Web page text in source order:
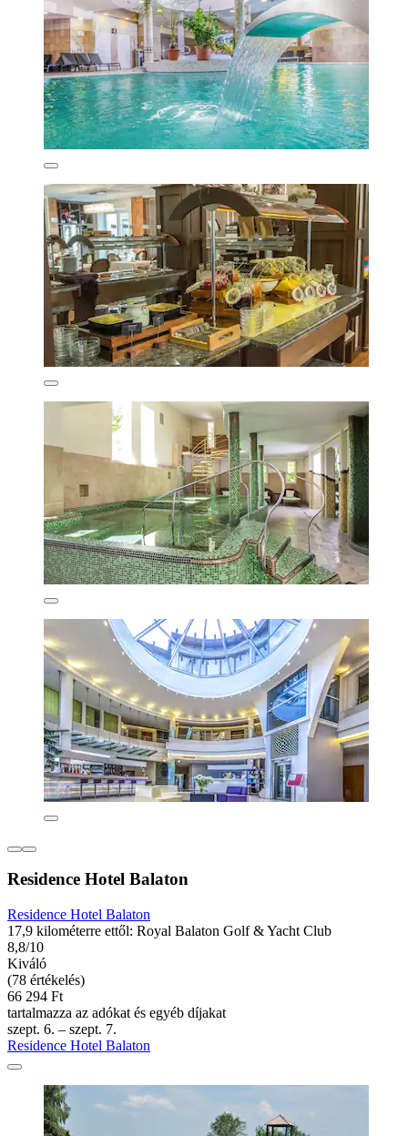
Residence Hotel Balaton
Residence Hotel Balaton
17,9 kilométerre ettől: Royal Balaton Golf & Yacht Club
8,8/10
Kiváló
(78 értékelés)
66 294 Ft
tartalmazza az adókat és egyéb díjakat
szept. 6. – szept. 7.
Residence Hotel Balaton